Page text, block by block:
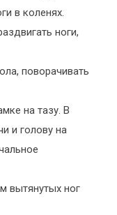
в коленях.
ноги,
поворачивать
на тазу. В
и голову на
вытянутых ног